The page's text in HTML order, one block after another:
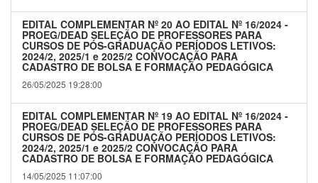
EDITAL COMPLEMENTAR Nº 20 AO EDITAL Nº 16/2024 -
PROEG/DEAD SELEÇÃO DE PROFESSORES PARA
CURSOS DE PÓS-GRADUAÇÃO PERÍODOS LETIVOS:
2024/2, 2025/1 e 2025/2 CONVOCAÇÃO PARA
CADASTRO DE BOLSA E FORMAÇÃO PEDAGÓGICA
26/05/2025 19:28:00
EDITAL COMPLEMENTAR Nº 19 AO EDITAL Nº 16/2024 -
PROEG/DEAD SELEÇÃO DE PROFESSORES PARA
CURSOS DE PÓS-GRADUAÇÃO PERÍODOS LETIVOS:
2024/2, 2025/1 e 2025/2 CONVOCAÇÃO PARA
CADASTRO DE BOLSA E FORMAÇÃO PEDAGÓGICA
14/05/2025 11:07:00